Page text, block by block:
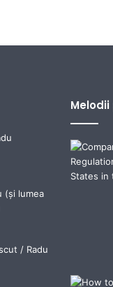
(și lumea
/ Radu